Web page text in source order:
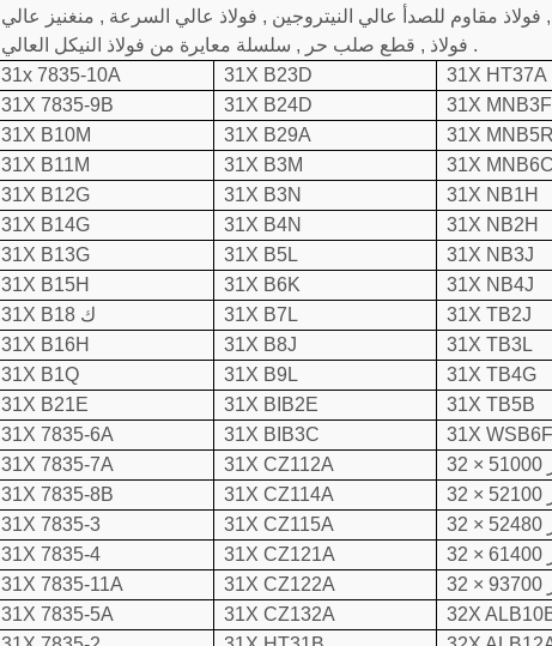
مقاوم للصدأ عالي النيتروجين , فولاذ عالي السرعة , منغنيز عالي
فولاذ , قطع صلب حر , سلسلة معايرة من فولاذ النيكل العالي .
31x 7835-10A
31X B23D 31X HT37A
31X 7835-9B
31X B24D 31X MNB3F
31X B10M
31X B29A 31X MNB5R
31X B11M
31X B3M 31X MNB6C
31X B12G
31X B3N 31X NB1H
31X B14G
31X B4N 31X NB2H
31X B13G
31X B5L 31X NB3J
31X B15H
31X B6K 31X NB4J
31X B18 ك
31X B7L 31X TB2J
31X B16H
31X B8J 31X TB3L
31X B1Q
31X B9L 31X TB4G
31X B21E
31X BIB2E 31X TB5B
31X 7835-6A
31X BIB3C 31X WSB6F
31X 7835-7A
31X CZ112A
31X 7835-8B
31X CZ114A
31X 7835-3
31X CZ115A
31X 7835-4
31X CZ121A
31X 7835-11A
31X CZ122A
31X 7835-5A
31X CZ132A 32X